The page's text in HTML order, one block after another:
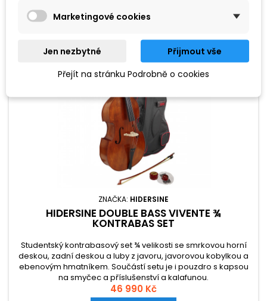
Zobrazení 1-2 z 2 položek
ZNAČKA: HIDERSINE
HIDERSINE DOUBLE BASS VIVENTE ¾
KONTRABAS SET
Studentský kontrabasový set ¾ velikosti se smrkovou horní
deskou, zadní deskou a luby z javoru, javorovou kobylkou a
ebenovým hmatníkem. Součástí setu je i pouzdro s kapsou
na smyčec a příslušenství a kalafunou.
46 990 Kč
Marketingové cookies
Jen nezbytné
Přijmout vše
Přejít na stránku Podrobně o cookies